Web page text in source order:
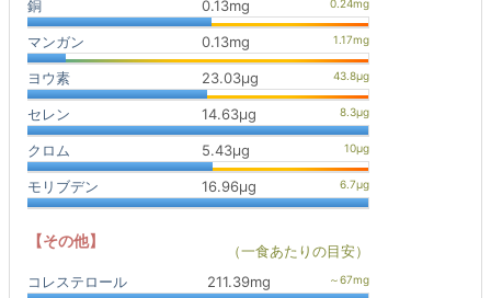
銅 0.13mg
マンガン 0.13mg
ヨウ素 23.03μg
セレン 14.63μg
クロム 5.43μg
モリブデン 16.96μg
【その他】
（一食あたりの目安）
コレステロール
211.39mg